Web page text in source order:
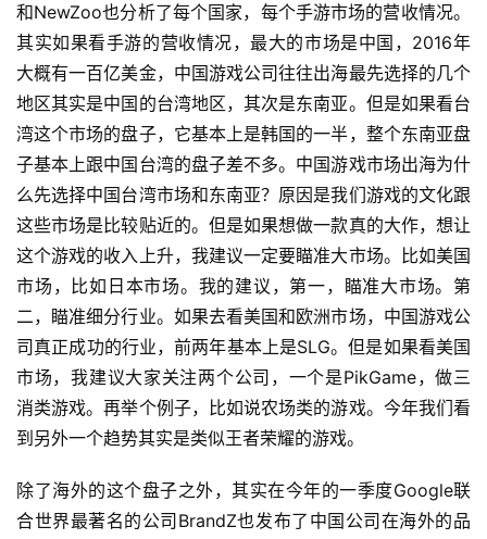
和NewZoo也分析了每个国家，每个手游市场的营收情况。
其实如果看手游的营收情况，最大的市场是中国，2016年
大概有一百亿美金，中国游戏公司往往出海最先选择的几个
地区其实是中国的台湾地区，其次是东南亚。但是如果看台
湾这个市场的盘子，它基本上是韩国的一半，整个东南亚盘
子基本上跟中国台湾的盘子差不多。中国游戏市场出海为什
么先选择中国台湾市场和东南亚？原因是我们游戏的文化跟
这些市场是比较贴近的。但是如果想做一款真的大作，想让
这个游戏的收入上升，我建议一定要瞄准大市场。比如美国
市场，比如日本市场。我的建议，第一，瞄准大市场。第
二，瞄准细分行业。如果去看美国和欧洲市场，中国游戏公
司真正成功的行业，前两年基本上是SLG。但是如果看美国
市场，我建议大家关注两个公司，一个是PikGame，做三
消类游戏。再举个例子，比如说农场类的游戏。今年我们看
到另外一个趋势其实是类似王者荣耀的游戏。
除了海外的这个盘子之外，其实在今年的一季度Google联
合世界最著名的公司BrandZ也发布了中国公司在海外的品